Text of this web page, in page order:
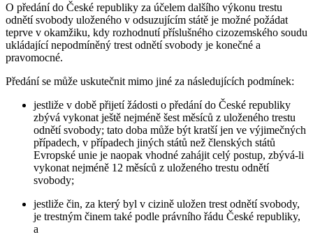
O předání do České republiky za účelem dalšího výkonu trestu
odnětí svobody uloženého v odsuzujícím státě je možné požádat
teprve v okamžiku, kdy rozhodnutí příslušného cizozemského soudu
ukládající nepodmíněný trest odnětí svobody je konečné a
pravomocné.
Předání se může uskutečnit mimo jiné za následujících podmínek:
jestliže v době přijetí žádosti o předání do České republiky
zbývá vykonat ještě nejméně šest měsíců z uloženého trestu
odnětí svobody; tato doba může být kratší jen ve výjimečných
případech, v případech jiných států než členských států
Evropské unie je naopak vhodné zahájit celý postup, zbývá-li
vykonat nejméně 12 měsíců z uloženého trestu odnětí
svobody;
jestliže čin, za který byl v cizině uložen trest odnětí svobody,
je trestným činem také podle právního řádu České republiky,
a